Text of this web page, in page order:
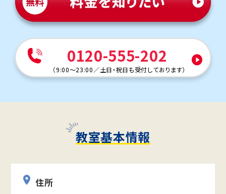
0120-555-202
（9:00～23:00 ／土日・祝日も受付しております）
教室基本情報
住所